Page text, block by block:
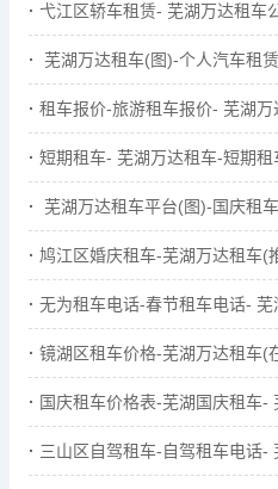
弋江区轿车租赁- 芜湖万达租车
芜湖万达租车(图)-个人汽车租
租车报价-旅游租车报价- 芜湖万
短期租车- 芜湖万达租车-短期租
芜湖万达租车平台(图)-国庆租
鸠江区婚庆租车-芜湖万达租车(
无为租车电话-春节租车电话-
镜湖区租车价格-芜湖万达租车(
国庆租车价格表-芜湖国庆租车-
三山区自驾租车-自驾租车电话-